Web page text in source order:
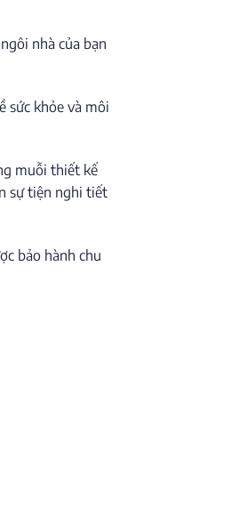
nhà của bạn
sức khỏe và môi
muỗi thiết kế
sự tiện nghi tiết
bảo hành chu